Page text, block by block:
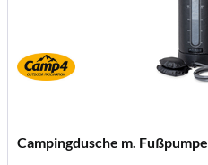
Campingdusche m. Fußpumpe